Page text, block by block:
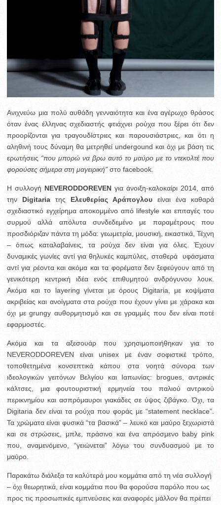
Ανιχνεύω μια πολύ αυθάδη γενναιότητα και ένα αγέρωχο θράσος
όταν ένας έλληνας σχεδιαστής φτιάχνει ρούχα που ξέρει ότι δεν
προορίζονται για τραγουδίστριες και παρουσιάστριες, και ότι η
αληθινή τους δύναμη θα μετρηθεί undergound και όχι με βάση τις
ερωτήσεις “που μπορώ να βρω αυτό το μαύρο με το ντεκολτέ που
φορούσες σήμερα στη μαγειρική” στo facebook.
Η συλλογή NEVERODDOREVEN για άνοιξη-καλοκαίρι 2014, από
την Digitaria της Ελευθερίας Αράπογλου είναι ένα καθαρά
σχεδιαστικό εγχείρημα αποκομμένο από lifestyle και επιταγές του
συρμού αλλά απόλυτα συνδεδεμένο με παραμέτρους που
προσδιόριζαν πάντα τη μόδα: γεωμετρία, μουσική, εικαστικά, Τέχνη
– όπως καταλαβαίνεις, τα ρούχα δεν είναι για όλες. Έχουν
δυναμικές γωνίες αντί για θηλυκές καμπύλες, σταθερά υφάσματα
αντί για ρέοντα και ακόμα και τα φορέματα δεν ξεφεύγουν από τη
γενικότερη κεντρική ιδέα ενός επιθυμητού ανδρόγυνου λουκ.
Ακόμα και το layering γίνεται με όρους Digitaria, με κοψίματα
ακριβείας και ανοίγματα στα ρούχα που έχουν γίνει με χάρακα και
όχι με grungy αυθορμητισμό και σε γραμμές που δεν είναι ποτέ
εφαρμοστές.
Ακόμα και τα αξεσουάρ που χρησιμοποιήθηκαν για το
NEVERODDOREVEN είναι unisex με έναν σοφιστικέ τρόπο,
τοποθετημένα κονσεπτικά κάπου στα νοητά σύνορα των
ιδεολογικών γειτόνων Βελγίου και Ιαπωνίας: brogues, αντρικές
κάλτσες, μια φουτουριστική ερμηνεία του παλιού αντρικού
περικνημίου και ασπρόμαυροι γιακάδες σε ύψος ζιβάγκο. Όχι, τα
Digitaria δεν είναι τα ρούχα που φοράς με “statement necklace”.
Τα χρώματα είναι φυσικά “τα βασικά” – λευκό και μαύρο ξεχωριστά
και σε στρώσεις, μπλε, πράσινο και ένα απρόσμενο baby pink
που, αναμενόμενο, “γειώνεται” λόγω του συνδυασμού με το
μαύρο.
Παρακάτω διάλεξα τα καλύτερά μου κομμάτια από τη νέα συλλογή
– όχι θεωρητικά, είναι κομμάτια που θα φορούσα παρόλο που ως
προς τις προσωπικές εμπνεύσεις και αναφορές μάλλον θα πρέπει